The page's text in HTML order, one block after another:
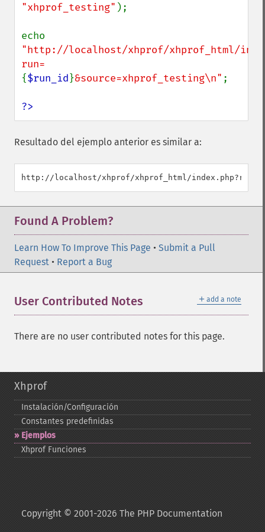
"xhprof_testing" );
"http://localhost/xhprof/xhprof_html/
run=
{$run_id}&source=xhprof_testing\n" ;
?>
Resultado del ejemplo anterior es similar a:
Found A Problem?
Learn How To Improve This Page • Submit a Pull
Request • Report a Bug
＋ add a note
User Contributed Notes
There are no user contributed notes for this page.
Xhprof
Instalación/Configuración
Constantes predefinidas
Ejemplos
Xhprof Funciones
Copyright © 2001-2026 The PHP Documentation